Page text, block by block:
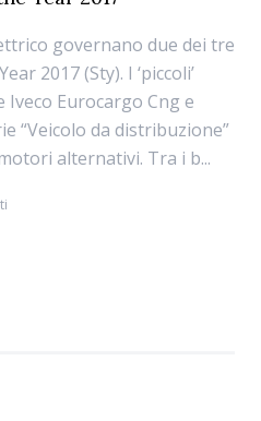
governano due dei tre
2017 (Sty). I ‘piccoli’
Eurocargo Cng e
“Veicolo da distribuzione”
alternativi. Tra i b...